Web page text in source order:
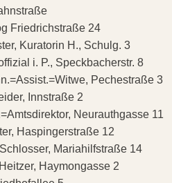
Friedrichstraße 24
Kuratorin H., Schulg. 3
i. P., Speckbacherstr. 8
Pechestraße 3
Innstraße 2
Neurauthgasse 11
Haspingerstraße 12
Mariahilfstraße 14
Haymongasse 2